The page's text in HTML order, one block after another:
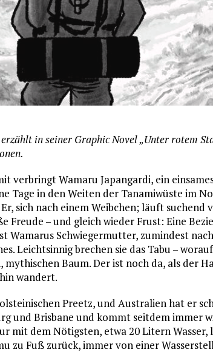
in seiner Graphic Novel „Unter rotem
verbringt Wamaru Japangardi, ein
Tage in den Weiten der Tanamiwüste im
sich nach einem Weibchen; läuft suchend
Freude – und gleich wieder Frust: Eine
Wamarus Schwiegermutter, zumindest
Leichtsinnig brechen sie das Tabu –
mythischen Baum. Der ist noch da, als der
wandert.
Preetz, und Australien hat er
und Brisbane und kommt seitdem immer
mit dem Nötigsten, etwa 20 Litern Wasser,
zu Fuß zurück, immer von einer